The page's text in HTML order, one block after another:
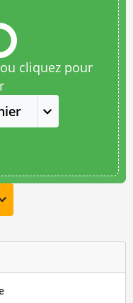
cliquez pour